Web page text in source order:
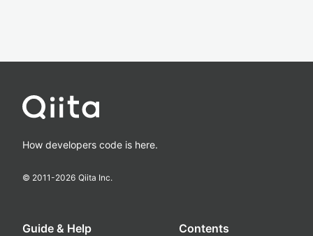
How developers code is here.
© 2011-2026 Qiita Inc.
Guide & Help Contents